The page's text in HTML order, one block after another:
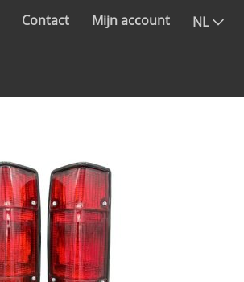
Contact Mijn account NL